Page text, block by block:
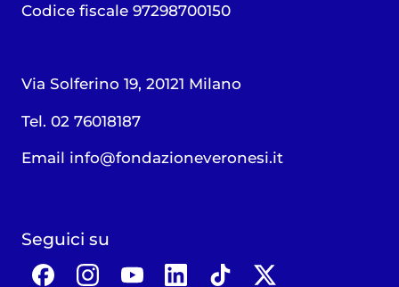
Codice fiscale 97298700150
Via Solferino 19, 20121 Milano
Tel. 02 76018187
Email info@fondazioneveronesi.it
Seguici su